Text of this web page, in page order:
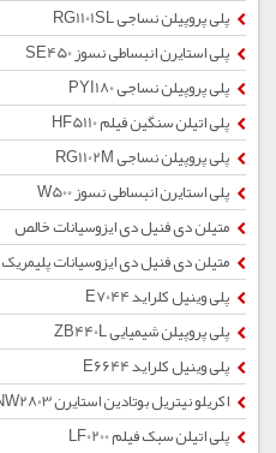
پلی پروپیلن نساجی RG1101SL
پلی استایرن انبساطی نسوز SE450
پلی پروپیلن نساجی PYI180
پلی اتیلن سنگین فیلم HF5110
پلی پروپیلن نساجی RG1102M
پلی استایرن انبساطی نسوز W500
متیلن دی فنیل دی ایزوسیانات خالص
متیلن دی فنیل دی ایزوسیانات پلیمریک
پلی وینیل کلراید E7044
پلی پروپیلن شیمیایی ZB440L
پلی وینیل کلراید E6644
اکریلو نیتریل بوتادین استایرن SV0157NW2803
پلی اتیلن سبک فیلم LF0200